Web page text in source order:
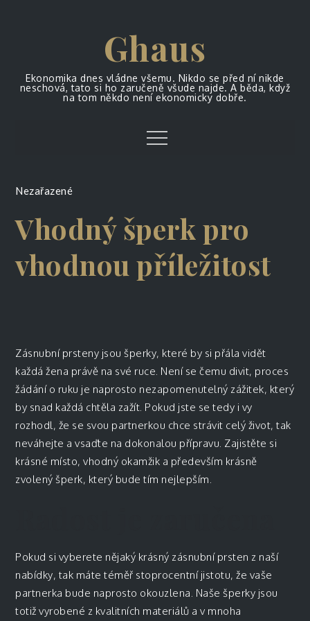
Ghaus
Ekonomika dnes vládne všemu. Nikdo se před ní nikde
neschová, tato si ho zaručeně všude najde. A běda, když
na tom někdo není ekonomicky dobře.
Menu
Nezařazené
Vhodný šperk pro
vhodnou příležitost
Zásnubní prsteny jsou šperky, které by si přála vidět
každá žena právě na své ruce. Není se čemu divit, proces
žádání o ruku je naprosto nezapomenutelný zážitek, který
by snad každá chtěla zažít. Pokud jste se tedy i vy
rozhodl, že se svou partnerkou chce strávit celý život, tak
neváhejte a vsaďte na dokonalou přípravu. Zajistěte si
krásné místo, vhodný okamžik a především krásně
zvolený šperk, který bude tím nejlepším.
Pokud si vyberete nějaký krásný zásnubní prsten z naší
nabídky, tak máte téměř stoprocentní jistotu, že vaše
partnerka bude naprosto okouzlena. Naše šperky jsou
totiž vyrobené z kvalitních materiálů a v mnoha